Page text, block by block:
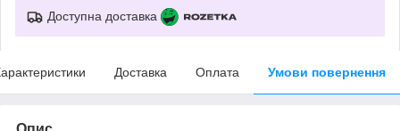
Доступна доставка
Доставка Оплата Умови повернення